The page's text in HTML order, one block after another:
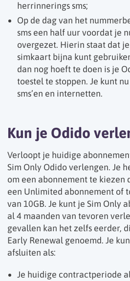
herrinnerings sms;
Op de dag van het
sms een half uur voordat je
overgezet. Hierin staat dat
simkaart bijna kunt
dan nog hoeft te doen is je
toestel te stoppen. Je kunt
sms’en en internetten.
Kun je Odido
Verloopt je huidige
Sim Only Odido verlengen. Je
om een abonnement te kiezen
een Unlimited abonnement of
van 10GB. Je kunt je Sim Only
al 4 maanden van tevoren
gevallen kan het zelfs eerder,
Early Renewal genoemd. Je
afsluiten als:
Je huidige contractperiode